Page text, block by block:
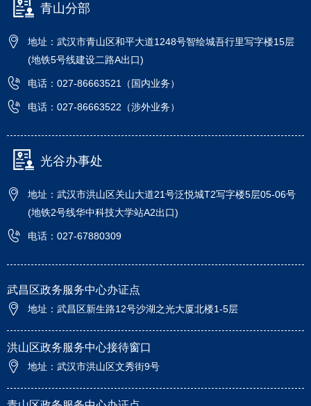
青山分部
地址：武汉市青山区和平大道1248号智绘城吾行里写字楼15层
(地铁5号线建设二路A出口)
电话：027-86663521（国内业务）
电话：027-86663522（涉外业务）
光谷办事处
地址：武汉市洪山区关山大道21号泛悦城T2写字楼5层05-06号
(地铁2号线华中科技大学站A2出口)
电话：027-67880309
武昌区政务服务中心办证点
地址：武昌区新生路12号沙湖之光大厦北楼1-5层
洪山区政务服务中心接待窗口
地址：武汉市洪山区文秀街9号